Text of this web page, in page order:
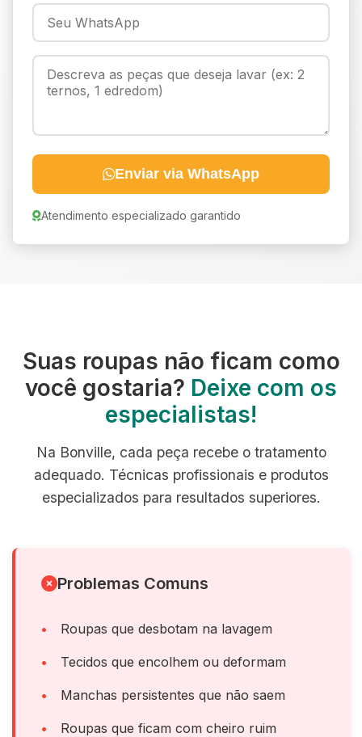
Enviar via WhatsApp
Atendimento especializado garantido
Suas roupas não ficam como
você gostaria? Deixe com os
especialistas!
Na Bonville, cada peça recebe o tratamento
adequado. Técnicas profissionais e produtos
especializados para resultados superiores.
Problemas Comuns
Roupas que desbotam na lavagem
Tecidos que encolhem ou deformam
Manchas persistentes que não saem
Roupas que ficam com cheiro ruim